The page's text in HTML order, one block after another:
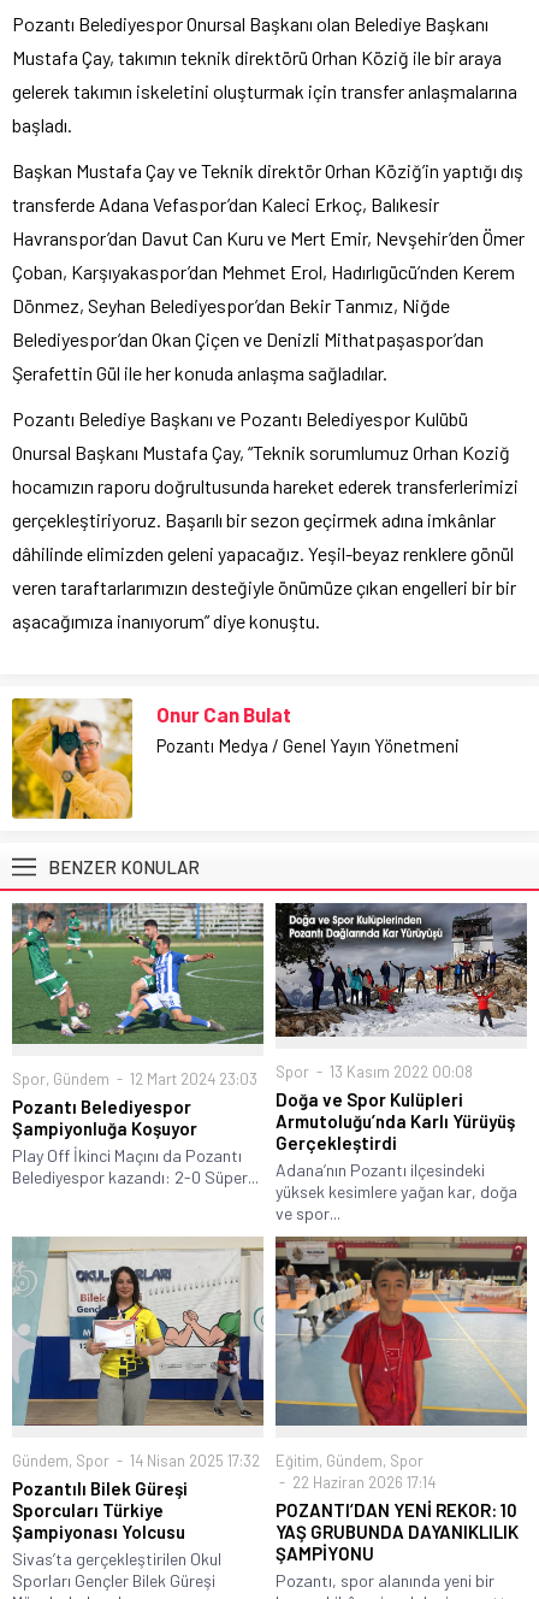
Pozantı Belediyespor Onursal Başkanı olan Belediye Başkanı
Mustafa Çay, takımın teknik direktörü Orhan Köziğ ile bir araya
gelerek takımın iskeletini oluşturmak için transfer anlaşmalarına
başladı.
Başkan Mustafa Çay ve Teknik direktör Orhan Köziğ’in yaptığı dış
transferde Adana Vefaspor’dan Kaleci Erkoç, Balıkesir
Havranspor’dan Davut Can Kuru ve Mert Emir, Nevşehir’den Ömer
Çoban, Karşıyakaspor’dan Mehmet Erol, Hadırlıgücü’nden Kerem
Dönmez, Seyhan Belediyespor’dan Bekir Tanmız, Niğde
Belediyespor’dan Okan Çiçen ve Denizli Mithatpaşaspor’dan
Şerafettin Gül ile her konuda anlaşma sağladılar.
Pozantı Belediye Başkanı ve Pozantı Belediyespor Kulübü
Onursal Başkanı Mustafa Çay, “Teknik sorumlumuz Orhan Koziğ
hocamızın raporu doğrultusunda hareket ederek transferlerimizi
gerçekleştiriyoruz. Başarılı bir sezon geçirmek adına imkânlar
dâhilinde elimizden geleni yapacağız. Yeşil-beyaz renklere gönül
veren taraftarlarımızın desteğiyle önümüze çıkan engelleri bir bir
aşacağımıza inanıyorum” diye konuştu.
Onur Can Bulat
Pozantı Medya / Genel Yayın Yönetmeni
BENZER KONULAR
Spor, Gündem 12 Mart 2024 23:03
Pozantı Belediyespor
Şampiyonluğa Koşuyor
Play Off İkinci Maçını da Pozantı
Belediyespor kazandı: 2-0 Süper...
Spor 13 Kasım 2022 00:08
Doğa ve Spor Kulüpleri
Armutoluğu’nda Karlı Yürüyüş
Gerçekleştirdi
Adana’nın Pozantı ilçesindeki
yüksek kesimlere yağan kar, doğa
ve spor...
Gündem, Spor 14 Nisan 2025 17:32
Pozantılı Bilek Güreşi
Sporcuları Türkiye
Şampiyonası Yolcusu
Sivas’ta gerçekleştirilen Okul
Sporları Gençler Bilek Güreşi
Eğitim, Gündem, Spor
22 Haziran 2026 17:14
POZANTI’DAN YENİ REKOR: 10
YAŞ GRUBUNDA DAYANIKLILIK
ŞAMPİYONU
Pozantı, spor alanında yeni bir